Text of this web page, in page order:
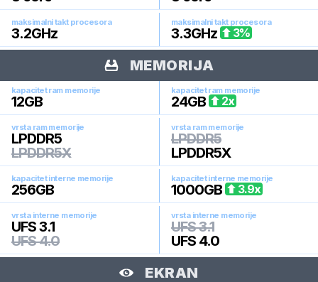
maksimalni takt procesora
3.2GHz
maksimalni takt procesora
3.3GHz 3%
MEMORIJA
kapacitet ram memorije
12GB
kapacitet ram memorije
24GB 2x
vrsta ram memorije
LPDDR5
LPDDR5X
vrsta ram memorije
LPDDR5
LPDDR5X
kapacitet interne memorije
256GB
kapacitet interne memorije
1000GB 3.9x
vrsta interne memorije
UFS 3.1
UFS 4.0
vrsta interne memorije
UFS 3.1
UFS 4.0
EKRAN